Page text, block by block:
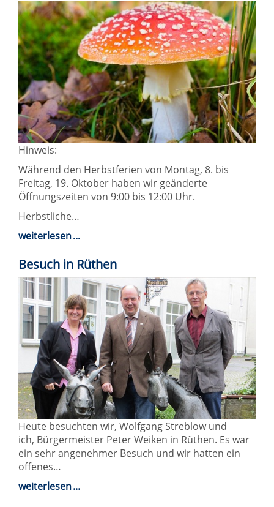
Hinweis:
Während den Herbstferien von Montag, 8. bis
Freitag, 19. Oktober haben wir geänderte
Öffnungszeiten von 9:00 bis 12:00 Uhr.
Herbstliche…
weiterlesen
Besuch in Rüthen
Heute besuchten wir, Wolfgang Streblow und
ich, Bürgermeister Peter Weiken in Rüthen. Es war
ein sehr angenehmer Besuch und wir hatten ein
offenes…
weiterlesen